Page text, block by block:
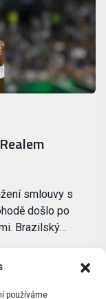
používáme
smlouvy s
došlo po
Brazilský…